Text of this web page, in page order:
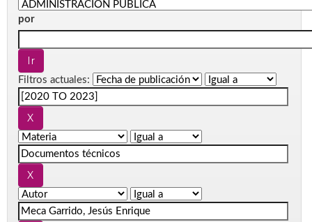
por
Filtros actuales: